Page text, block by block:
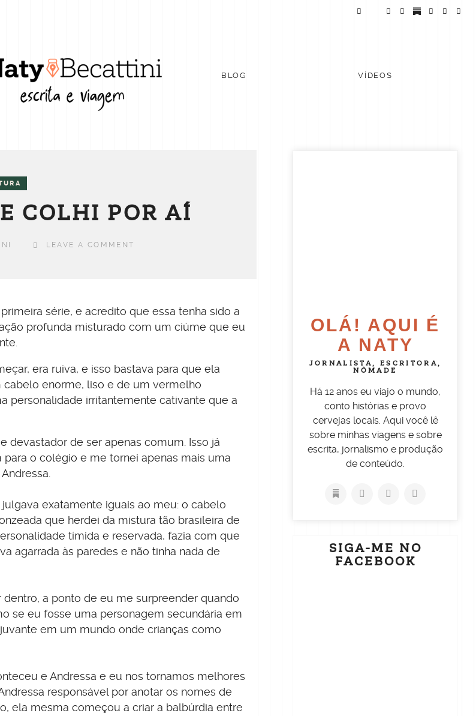
BLOG VÍDEOS
COLHI POR AÍ
LEAVE A COMMENT
série, e acredito que essa tenha sido a
profunda misturado com um ciúme que eu
era ruiva, e isso bastava para que ela
cabelo enorme, liso e de um vermelho
personalidade irritantemente cativante que a
devastador de ser apenas comum. Isso já
o colégio e me tornei apenas mais uma
exatamente iguais ao meu: o cabelo
que herdei da mistura tão brasileira de
tímida e reservada, fazia com que
agarrada às paredes e não tinha nada de
a ponto de eu me surpreender quando
se eu fosse uma personagem secundária em
em um mundo onde crianças como
e Andressa e eu nos tornamos melhores
responsável por anotar os nomes de
ela mesma começou a criar a balbúrdia entre
OLÁ! AQUI É
A NATY
JORNALISTA, ESCRITORA,
NÔMADE
Há 12 anos eu viajo o mundo,
conto histórias e provo
cervejas locais. Aqui você lê
sobre minhas viagens e sobre
escrita, jornalismo e produção
de conteúdo.
SIGA-ME NO
FACEBOOK